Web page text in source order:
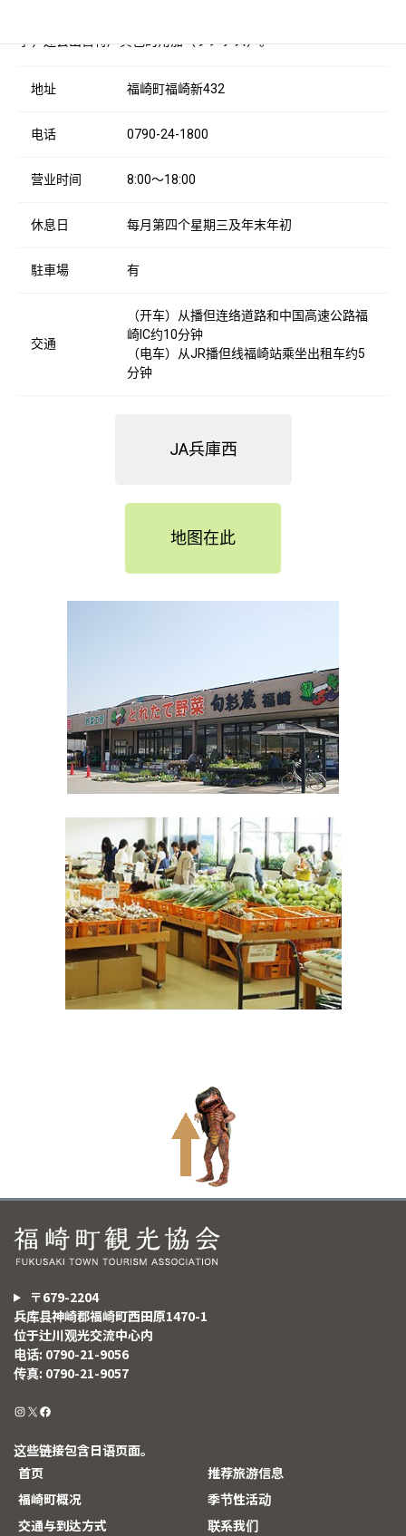
季，还会出售特产黄色的角茄（ツノナス）。
地址 福崎町福崎新432
电话 0790-24-1800
营业时间 8:00～18:00
休息日 每月第四个星期三及年末年初
駐車場 有
交通
（开车）从播但连络道路和中国高速公路福
崎IC约10分钟
（电车）从JR播但线福崎站乘坐出租车约5
分钟
JA兵庫西
地图在此
〒679-2204
兵库县神崎郡福崎町西田原1470-1
位于辻川观光交流中心内
电话: 0790-21-9056
传真: 0790-21-9057
这些链接包含日语页面。
首页
推荐旅游信息
福崎町概况
季节性活动
交通与到达方式
联系我们